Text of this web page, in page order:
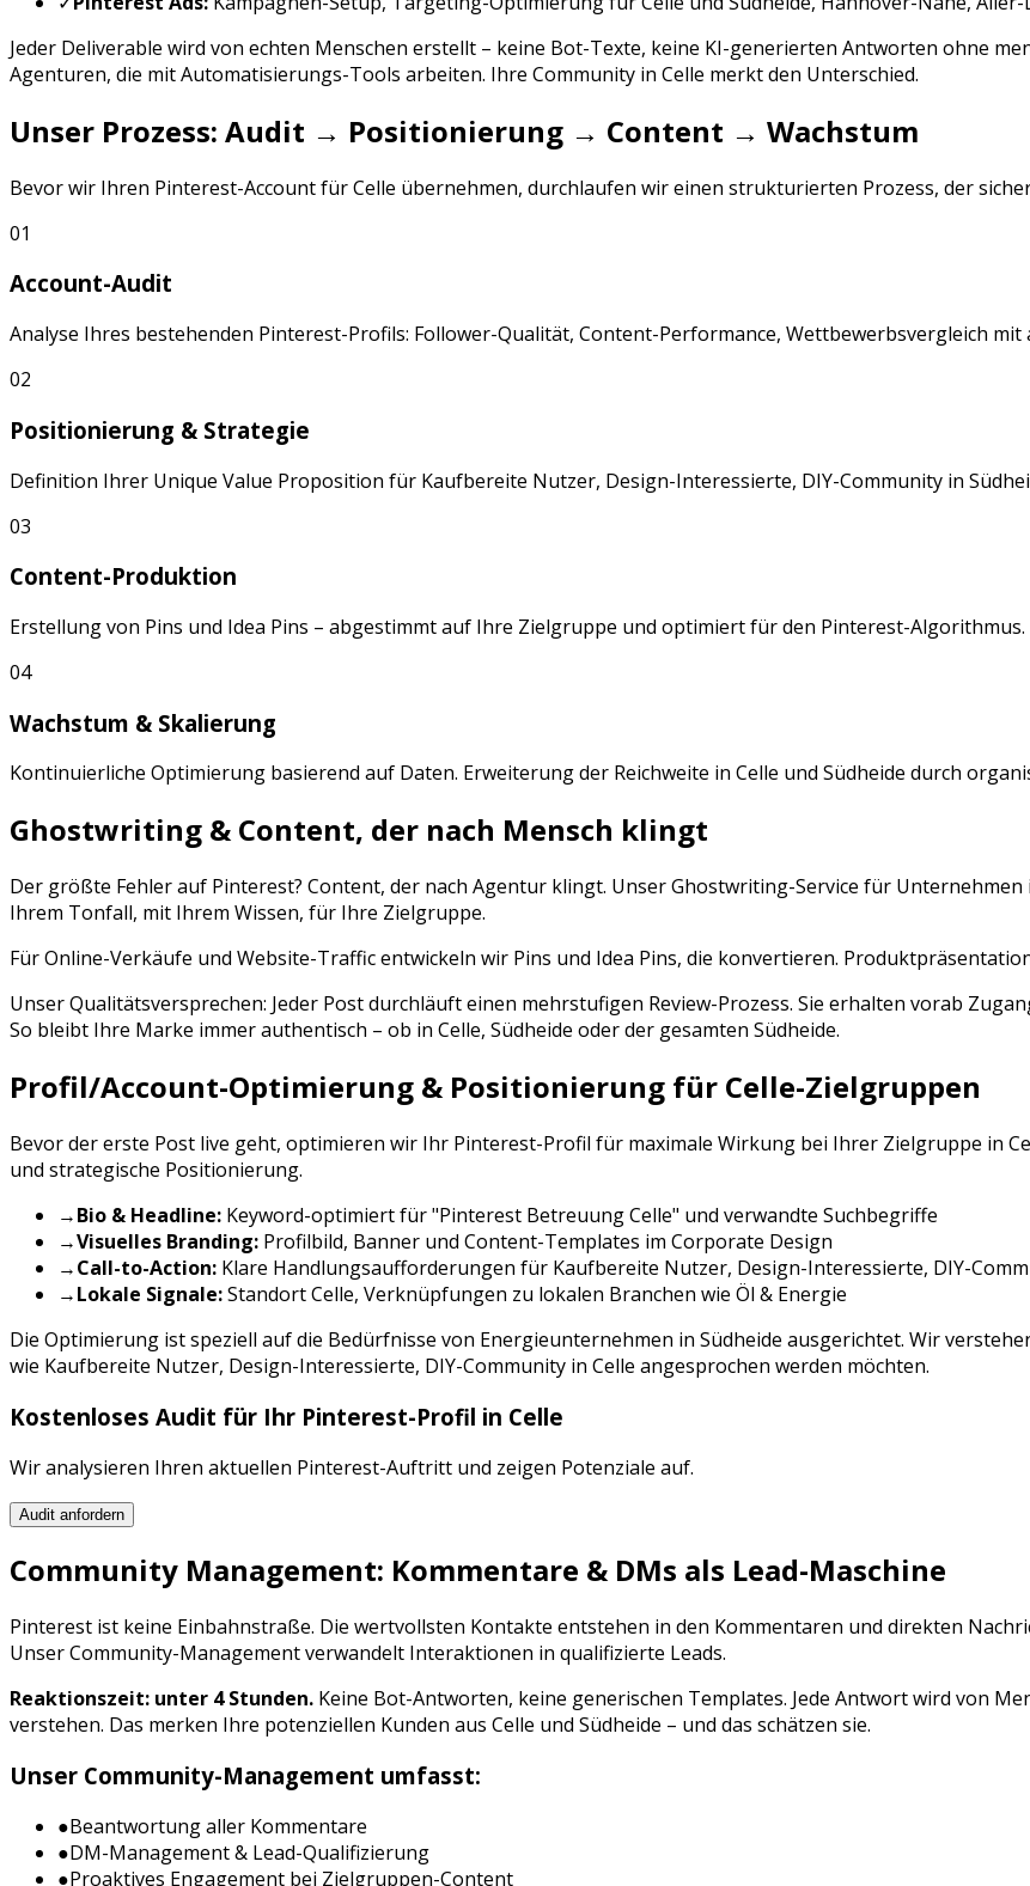
Jeder Deliverable wird von echten Menschen erstellt – keine Bot-Texte, keine KI-generierten Antworten ohne
Agenturen, die mit Automatisierungs-Tools arbeiten. Ihre Community in Celle merkt den Unterschied.
Unser Prozess: Audit → Positionierung → Content → Wachstum
Bevor wir Ihren Pinterest-Account fürCelle übernehmen, durchlaufen wir einen strukturierten Prozess, der
01
Account-Audit
Analyse Ihres bestehenden Pinterest-Profils: Follower-Qualität, Content-Performance, Wettbewerbsvergleich mit
02
Positionierung & Strategie
Definition Ihrer Unique Value Proposition für Kaufbereite Nutzer, Design-Interessierte, DIY-Community in
03
Content-Produktion
Erstellung von Pins und Idea Pins – abgestimmt auf Ihre Zielgruppe und optimiert für den Pinterest-Algorithmus.
04
Wachstum & Skalierung
Kontinuierliche Optimierung basierend auf Daten. Erweiterung der Reichweite in Celle und Südheide durch
Ghostwriting & Content, der nach Mensch klingt
Der größte Fehler auf Pinterest? Content, der nach Agentur klingt. Unser Ghostwriting-Service für Unternehmen
Ihrem Tonfall, mit Ihrem Wissen, für Ihre Zielgruppe.
Für Online-Verkäufe und Website-Traffic entwickeln wir Pins und Idea Pins, die konvertieren.
Unser Qualitätsversprechen: Jeder Post durchläuft einen mehrstufigen Review-Prozess. Sie erhalten vorab
So bleibt Ihre Marke immer authentisch – ob in Celle, Südheide oder der gesamten Südheide.
Profil/Account-Optimierung & Positionierung für Celle-Zielgruppen
Bevor der erste Post live geht, optimieren wir Ihr Pinterest-Profil für maximale Wirkung bei Ihrer Zielgruppe in
und strategische Positionierung.
→Bio & Headline: Keyword-optimiert für "Pinterest BetreuungCelle" und verwandte Suchbegriffe
→Visuelles Branding: Profilbild, Banner und Content-Templates im Corporate Design
→Call-to-Action: Klare Handlungsaufforderungen für Kaufbereite Nutzer, Design-Interessierte, DIY-
→Lokale Signale:StandortCelle, Verknüpfungen zu lokalen Branchen wie Öl & Energie
Die Optimierung ist speziell auf die Bedürfnisse von Energieunternehmen in Südheide ausgerichtet. Wir
wie Kaufbereite Nutzer, Design-Interessierte, DIY-Community in Celle angesprochen werden möchten.
Kostenloses Audit für Ihr Pinterest-Profil in Celle
Wir analysieren Ihren aktuellen Pinterest-Auftritt und zeigen Potenziale auf.
Audit anfordern
Community Management: Kommentare & DMs als Lead-Maschine
Pinterest ist keine Einbahnstraße. Die wertvollsten Kontakte entstehen in den Kommentaren und direkten
Unser Community-Management verwandelt Interaktionen in qualifizierte Leads.
Reaktionszeit: unter 4 Stunden. Keine Bot-Antworten, keine generischen Templates. Jede Antwort wird von
verstehen. Das merken Ihre potenziellen Kunden aus Celle und Südheide – und das schätzen sie.
Unser Community-Management umfasst:
●Beantwortung aller Kommentare
●DM-Management & Lead-Qualifizierung
●Proaktives Engagement bei Zielgruppen-Content